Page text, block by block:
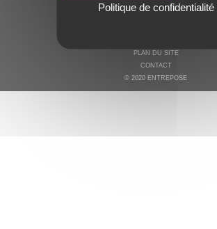
PLAN DU SITE
CONTACT
© 2020 ENTREPOSE
Politique de confidentialité